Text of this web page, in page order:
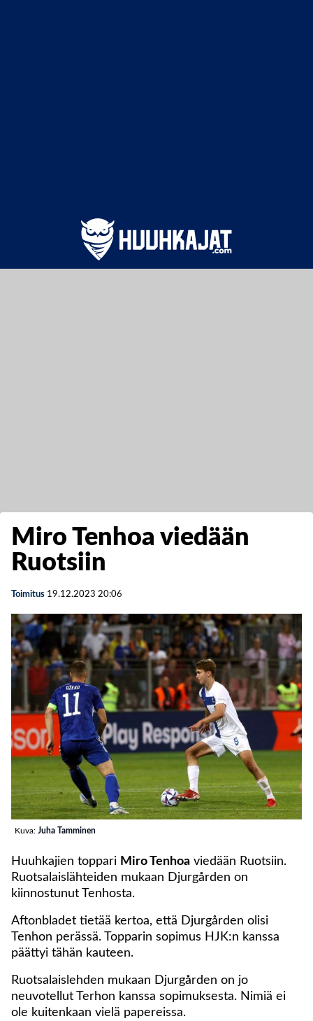
Miro Tenhoa viedään
Ruotsiin
Toimitus 19.12.2023 20:06
Kuva: Juha Tamminen
Huuhkajien toppari Miro Tenhoa viedään Ruotsiin.
Ruotsalaislähteiden mukaan Djurgården on
kiinnostunut Tenhosta.
Aftonbladet tietää kertoa, että Djurgården olisi
Tenhon perässä. Topparin sopimus HJK:n kanssa
päättyi tähän kauteen.
Ruotsalaislehden mukaan Djurgården on jo
neuvotellut Terhon kanssa sopimuksesta. Nimiä ei
ole kuitenkaan vielä papereissa.